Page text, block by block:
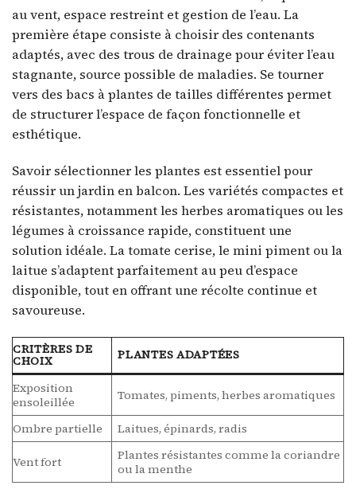
au vent, espace restreint et gestion de l’eau. La
première étape consiste à choisir des contenants
adaptés, avec des trous de drainage pour éviter l’eau
stagnante, source possible de maladies. Se tourner
vers des bacs à plantes de tailles différentes permet
de structurer l’espace de façon fonctionnelle et
esthétique.
Savoir sélectionner les plantes est essentiel pour
réussir un jardin en balcon. Les variétés compactes et
résistantes, notamment les herbes aromatiques ou les
légumes à croissance rapide, constituent une
solution idéale. La tomate cerise, le mini piment ou la
laitue s’adaptent parfaitement au peu d’espace
disponible, tout en offrant une récolte continue et
savoureuse.
CRITÈRES DE
CHOIX PLANTES ADAPTÉES
Exposition
ensoleillée
Tomates, piments, herbes aromatiques
Ombre partielle Laitues, épinards, radis
Vent fort
Plantes résistantes comme la coriandre
ou la menthe